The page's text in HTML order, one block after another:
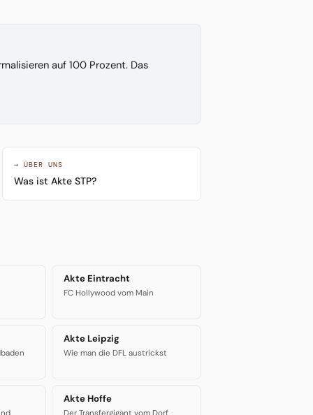
auf 100 Prozent. Das
→ ÜBER UNS
Was ist Akte STP?
Akte Eintracht
FC Hollywood vom Main
Akte Leipzig
Wie man die DFL austrickst
Akte Hoffe